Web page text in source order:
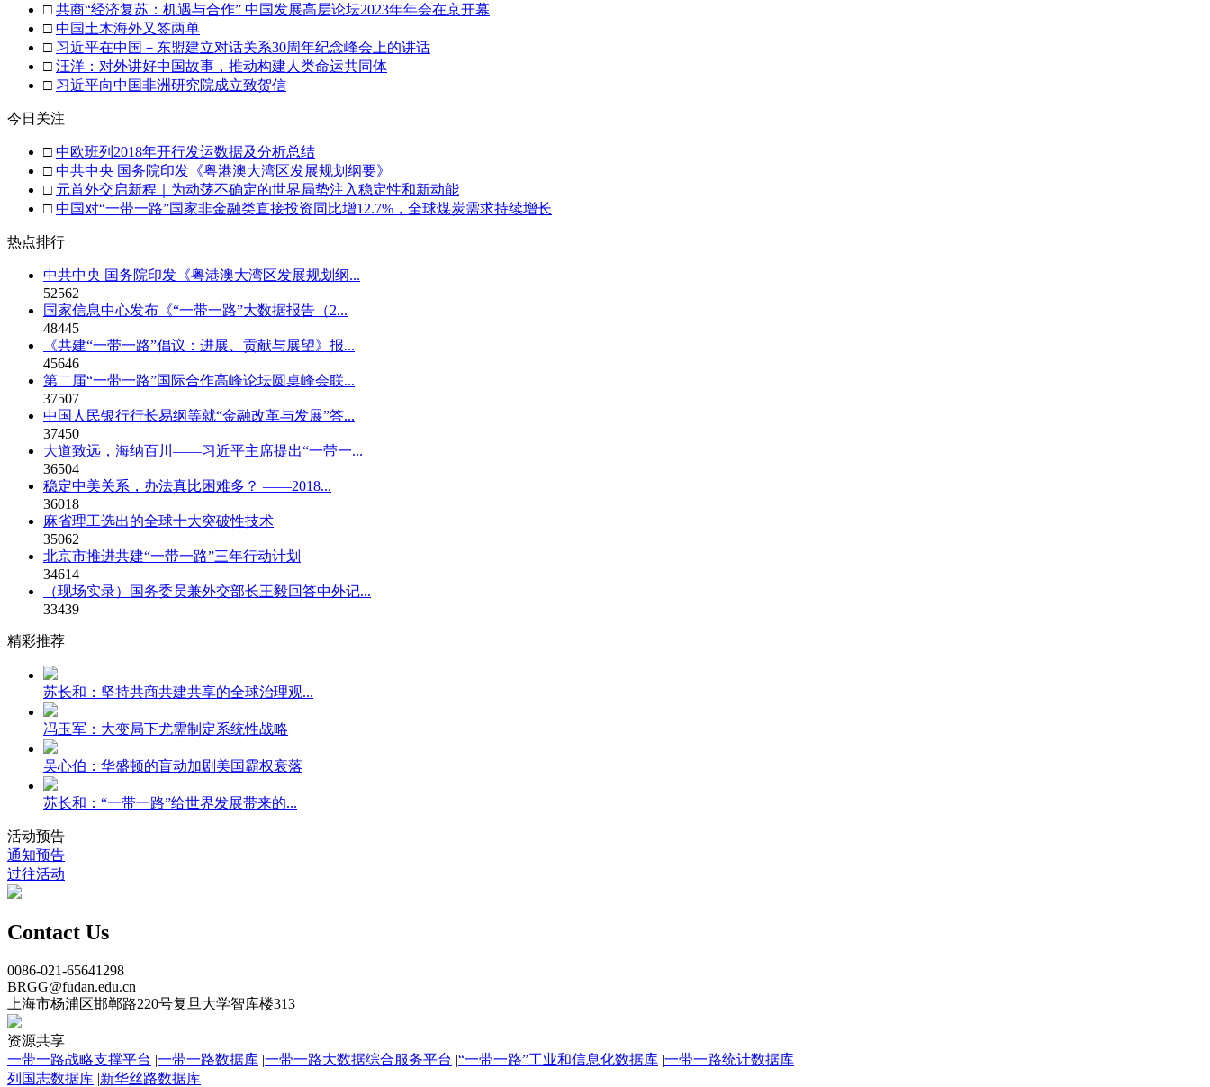
□ 共商“经济复苏：机遇与合作” 中国发展高层论坛2023年年会在京开幕
□ 中国土木海外又签两单
□ 习近平在中国－东盟建立对话关系30周年纪念峰会上的讲话
□ 汪洋：对外讲好中国故事，推动构建人类命运共同体
□ 习近平向中国非洲研究院成立致贺信
今日关注
□ 中欧班列2018年开行发运数据及分析总结
□ 中共中央 国务院印发《粤港澳大湾区发展规划纲要》
□ 元首外交启新程｜为动荡不确定的世界局势注入稳定性和新动能
□ 中国对“一带一路”国家非金融类直接投资同比增12.7%，全球煤炭需求持续增长
热点排行
中共中央 国务院印发《粤港澳大湾区发展规划纲...
52562
国家信息中心发布《“一带一路”大数据报告（2...
48445
《共建“一带一路”倡议：进展、贡献与展望》报...
45646
第二届“一带一路”国际合作高峰论坛圆桌峰会联...
37507
中国人民银行行长易纲等就“金融改革与发展”答...
37450
大道致远，海纳百川——习近平主席提出“一带一...
36504
稳定中美关系，办法真比困难多？ ——2018...
36018
麻省理工选出的全球十大突破性技术
35062
北京市推进共建“一带一路”三年行动计划
34614
（现场实录）国务委员兼外交部长王毅回答中外记...
33439
精彩推荐
苏长和：坚持共商共建共享的全球治理观...
冯玉军：大变局下尤需制定系统性战略
吴心伯：华盛顿的盲动加剧美国霸权衰落
苏长和：“一带一路”给世界发展带来的...
活动预告
通知预告
过往活动
Contact Us
0086-021-65641298
BRGG@fudan.edu.cn
上海市杨浦区邯郸路220号复旦大学智库楼313
资源共享
一带一路战略支撑平台 |一带一路数据库 |一带一路大数据综合服务平台 |“一带一路”工业和信息化数据库 |一带一路统计数据库
列国志数据库 |新华丝路数据库